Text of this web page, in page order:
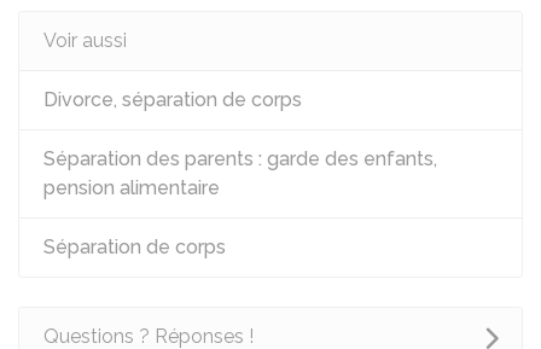
Voir aussi
Divorce, séparation de corps
Séparation des parents : garde des enfants,
pension alimentaire
Séparation de corps
Questions ? Réponses !